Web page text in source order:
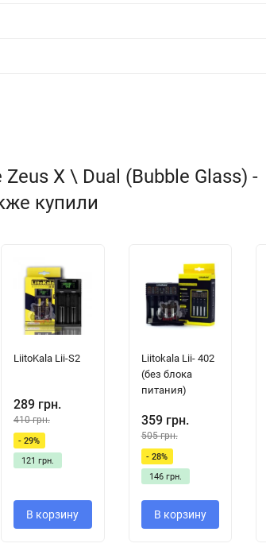
X \ Dual (Bubble Glass) -
купили
LiitoKala Lii-S2
289 грн.
410 грн.
- 29%
121 грн.
В корзину
Liitokala Lii- 402
(без блока
питания)
359 грн.
505 грн.
- 28%
146 грн.
В корзину